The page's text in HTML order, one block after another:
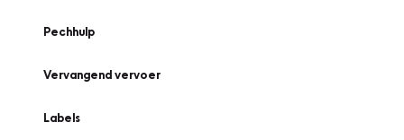
Pechhulp
Vervangend vervoer
Labels